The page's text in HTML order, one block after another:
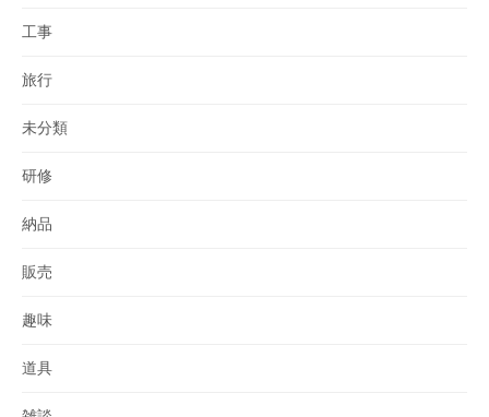
工事
旅行
未分類
研修
納品
販売
趣味
道具